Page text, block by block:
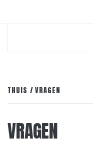
THUIS VRAGEN
VRAGEN